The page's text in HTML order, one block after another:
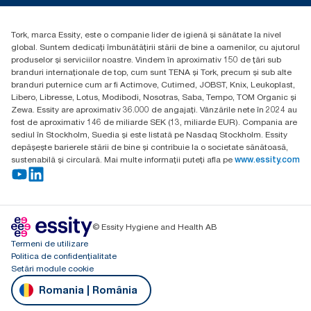
Essity Hungary Kft. Professional Hygiene
Budakeszi út 51.
Tork, marca Essity, este o companie lider de igienă și sănătate la nivel
global. Suntem dedicați îmbunătățirii stării de bine a oamenilor, cu ajutorul
produselor și serviciilor noastre. Vindem în aproximativ 150 de țări sub
branduri internaționale de top, cum sunt TENA și Tork, precum și sub alte
branduri puternice cum ar fi Actimove, Cutimed, JOBST, Knix, Leukoplast,
Libero, Libresse, Lotus, Modibodi, Nosotras, Saba, Tempo, TOM Organic și
Zewa. Essity are aproximativ 36.000 de angajați. Vânzările nete în 2024 au
fost de aproximativ 146 de miliarde SEK (13, miliarde EUR). Compania are
sediul în Stockholm, Suedia și este listată pe Nasdaq Stockholm. Essity
depășește barierele stării de bine și contribuie la o societate sănătoasă,
sustenabilă și circulară. Mai multe informații puteți afla pe www.essity.com
© Essity Hygiene and Health AB
Termeni de utilizare
Politica de confidențialitate
Setări module cookie
Romania | România